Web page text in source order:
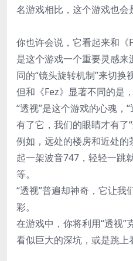
名游戏相比，这个游戏也会
你也许会说，它看起来和《
是这个游戏一个重要灵感
同的“镜头旋转机制”来切换
但和《Fez》显著不同的是，
“透视”是这个游戏的心魂，
有了它，我们的眼睛才有了
例如，远处的楼房和近处
起一架波音747，轻轻一跳
等。
“透视”普遍却神奇，它让我
彩。
在游戏中，你将利用“透视”
看似巨大的深坑，或是跳上